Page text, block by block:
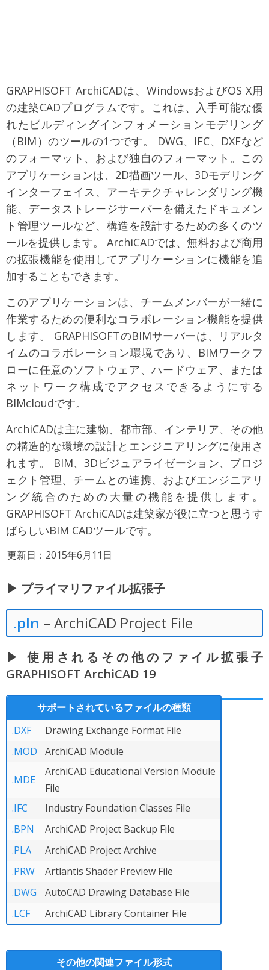
GRAPHISOFT ArchiCADは、WindowsおよびOS X用
の建築CADプログラムです。これは、入手可能な優
れたビルディングインフォメーションモデリング
（BIM）のツールの1つです。 DWG、IFC、DXFなど
のフォーマット、および独自のフォーマット。この
アプリケーションは、2D描画ツール、3Dモデリング
インターフェイス、アーキテクチャレンダリング機
能、データストレージサーバーを備えたドキュメン
ト管理ツールなど、構造を設計するための多くのツ
ールを提供します。 ArchiCADでは、無料および商用
の拡張機能を使用してアプリケーションに機能を追
加することもできます。
このアプリケーションは、チームメンバーが一緒に
作業するための便利なコラボレーション機能を提供
します。 GRAPHISOFTのBIMサーバーは、リアルタ
イムのコラボレーション環境であり、BIMワークフ
ローに任意のソフトウェア、ハードウェア、または
ネットワーク構成でアクセスできるようにする
BIMcloudです。
ArchiCADは主に建物、都市部、インテリア、その他
の構造的な環境の設計とエンジニアリングに使用さ
れます。 BIM、3Dビジュアライゼーション、プロジ
ェクト管理、チームとの連携、およびエンジニアリ
ング統合のための大量の機能を提供します。
GRAPHISOFT ArchiCADは建築家が役に立つと思うす
ばらしいBIM CADツールです。
更新日：2015年6月11日
▶ プライマリファイル拡張子
.pln – ArchiCAD Project File
▶ 使用されるその他のファイル拡張子
GRAPHISOFT ArchiCAD 19
サポートされているファイルの種類
.DXF
Drawing Exchange Format File
.MOD
ArchiCAD Module
.MDE
ArchiCAD Educational Version Module
File
.IFC
Industry Foundation Classes File
.BPN
ArchiCAD Project Backup File
.PLA
ArchiCAD Project Archive
.PRW
Artlantis Shader Preview File
.DWG
AutoCAD Drawing Database File
.LCF
ArchiCAD Library Container File
その他の関連ファイル形式